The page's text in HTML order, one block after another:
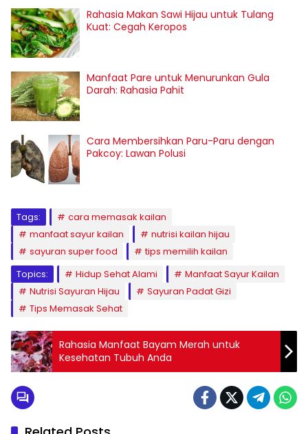
Rahasia Makan Sawi Hijau untuk Tulang
Kuat: Cegah Keropos
Manfaat Pare untuk Menurunkan Gula
Darah: Rahasia Pahit
Cara Membersihkan Paru-Paru dengan
Pakcoy: Lawan Polusi
Tags:
cara memasak kailan
manfaat sayur kailan
nutrisi kailan hijau
sayuran super food
tips memilih kailan
Topics:
Hidup Sehat Alami
Manfaat Sayur Kailan
Nutrisi Sayuran Hijau
Sayuran Padat Gizi
Tips Memasak Sehat
Rahasia Manfaat Bayam Merah untuk
Kesehatan Tubuh Anda